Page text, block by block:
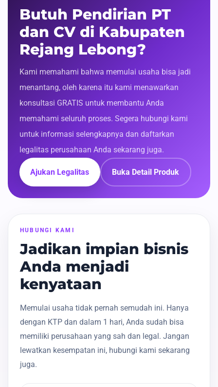
Butuh Pendirian PT
dan CV di Kabupaten
Rejang Lebong?
Kami memahami bahwa memulai usaha bisa jadi
menantang, oleh karena itu kami menawarkan
konsultasi GRATIS untuk membantu Anda
memahami seluruh proses. Segera hubungi kami
untuk informasi selengkapnya dan daftarkan
legalitas perusahaan Anda sekarang juga.
Ajukan Legalitas Buka Detail Produk
HUBUNGI KAMI
Jadikan impian bisnis
Anda menjadi
kenyataan
Memulai usaha tidak pernah semudah ini. Hanya
dengan KTP dan dalam 1 hari, Anda sudah bisa
memiliki perusahaan yang sah dan legal. Jangan
lewatkan kesempatan ini, hubungi kami sekarang
juga.